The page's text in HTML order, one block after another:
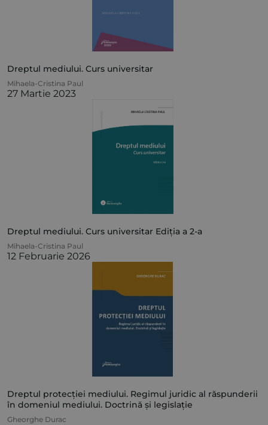
Dreptul mediului. Curs universitar
Mihaela-Cristina Paul
27 Martie 2023
Dreptul mediului. Curs universitar Ediția a 2-a
Mihaela-Cristina Paul
12 Februarie 2026
Dreptul protecției mediului. Regimul juridic al răspunderii
în domeniul mediului. Doctrină și legislație
Gheorghe Durac